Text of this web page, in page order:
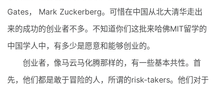
Gates， Mark Zuckerberg。可惜在中国从北大清华走出
来的成功的创业者不多。不知道你们这批来哈佛MIT留学的
中国学人中，有多少是愿意和能够创业的。
创业者，像马云马化腾那样的，有一些基本共性。首
先，他们都是敢于冒险的人，所谓的risk-takers。他们对于